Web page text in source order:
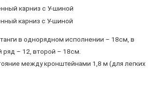
в однорядном исполнении – 18см, в
– 12, второй – 18см.
между кронштейнами 1,8 м (для легких